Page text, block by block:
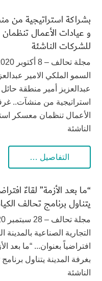
بشراكة استراتيجية من
و عيادات الأعمال
للشركات الناشئة
السمو الملكي الامير
عبدالعزيز أمير منطقة
استراتيجية من منشآت..
الأعمال تنظمان معسكر
الناشئة
التفاصيل …
“ما بعد الأزمة” لقاءٌ
يتناول برنامج تحالف
التجارية الصناعية بالمدينة
افتراضياً بعنوان... “ما بعد
بغرفة المدينة يتناول
الناشئة